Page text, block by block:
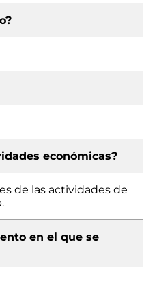
económicas?
de las actividades de
en el que se